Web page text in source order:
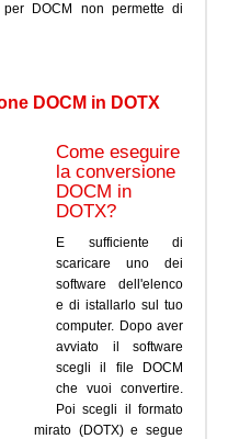
per DOCM non permette di
DOCM in DOTX
Come eseguire
la conversione
DOCM in
DOTX?
E sufficiente di
scaricare uno dei
software dell'elenco
e di istallarlo sul tuo
computer. Dopo aver
avviato il software
scegli il file DOCM
che vuoi convertire.
Poi scegli il formato
mirato (DOTX) e segue